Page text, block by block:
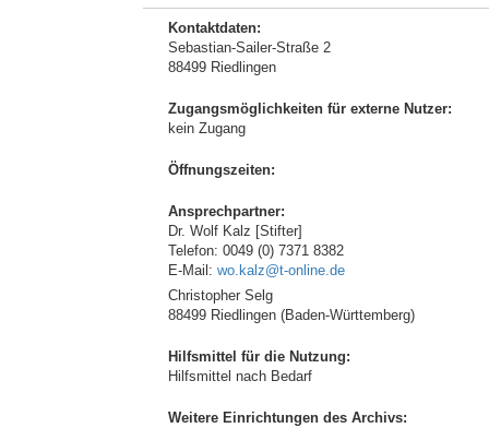
Kontaktdaten:
Sebastian-Sailer-Straße 2
88499 Riedlingen
Zugangsmöglichkeiten für externe Nutzer:
kein Zugang
Öffnungszeiten:
Ansprechpartner:
Dr. Wolf Kalz [Stifter]
Telefon: 0049 (0) 7371 8382
E-Mail: wo.kalz@t-online.de
Christopher Selg
88499 Riedlingen (Baden-Württemberg)
Hilfsmittel für die Nutzung:
Hilfsmittel nach Bedarf
Weitere Einrichtungen des Archivs: